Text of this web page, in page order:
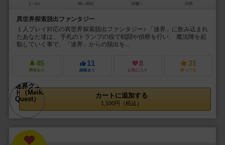
1～4人 40～80分 10歳～ 21件
異世界探索脱出ファンタジー
１人プレイ対応の異世界探索脱出ファンタジー♪ 「迷界」に飲み込まれ
たあなた達は、 手札のトランプの役で戦闘や偵察を行い、 魔法陣を起
動していく事で、「迷界」からの脱出を...
45
興味あり
11
経験あり
8
お気に入り
31
持ってる
カートに追加する
1,100円（税込）